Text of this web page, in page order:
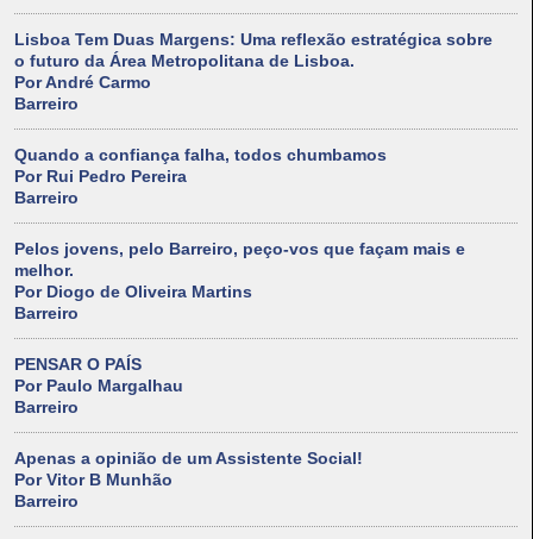
Lisboa Tem Duas Margens: Uma reflexão estratégica sobre
o futuro da Área Metropolitana de Lisboa.
Por André Carmo
Barreiro
Quando a confiança falha, todos chumbamos
Por Rui Pedro Pereira
Barreiro
Pelos jovens, pelo Barreiro, peço-vos que façam mais e
melhor.
Por Diogo de Oliveira Martins
Barreiro
PENSAR O PAÍS
Por Paulo Margalhau
Barreiro
Apenas a opinião de um Assistente Social!
Por Vitor B Munhão
Barreiro